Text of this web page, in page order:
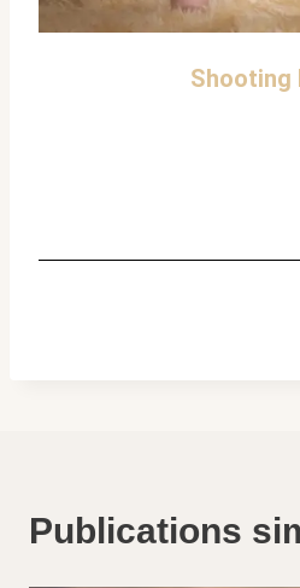
Shooting
Publications